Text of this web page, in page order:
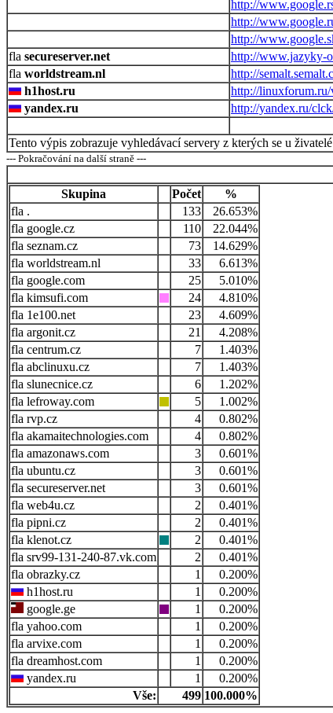
http://
http://
http://
secureserver.net
http://www.jazyky-
worldstream.nl
http://
h1host.ru
http://
yandex.ru
http://yandex.ru/
Tento výpis zobrazuje vyhledávací servery z kterých se u
--- Pokračování na další straně ---
Skupina
Počet
%
.
133
26.653%
google.cz
110
22.044%
seznam.cz
73
14.629%
worldstream.nl
33
6.613%
google.com
25
5.010%
kimsufi.com
24
4.810%
1e100.net
23
4.609%
argonit.cz
21
4.208%
centrum.cz
7
1.403%
abclinuxu.cz
7
1.403%
slunecnice.cz
6
1.202%
lefroway.com
5
1.002%
rvp.cz
4
0.802%
akamaitechnologies.com
4
0.802%
amazonaws.com
3
0.601%
ubuntu.cz
3
0.601%
secureserver.net
3
0.601%
web4u.cz
2
0.401%
pipni.cz
2
0.401%
klenot.cz
2
0.401%
srv99-131-240-87.vk.com
2
0.401%
obrazky.cz
1
0.200%
h1host.ru
1
0.200%
google.ge
1
0.200%
yahoo.com
1
0.200%
arvixe.com
1
0.200%
dreamhost.com
1
0.200%
yandex.ru
1
0.200%
Vše:
499 100.000%